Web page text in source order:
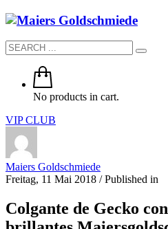
No products in cart.
VIP CLUB
Maiers Goldschmiede
Freitag, 11 Mai 2018 /Published in
Colgante de Gecko con